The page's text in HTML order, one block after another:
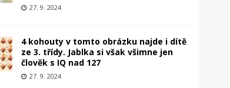
27. 9. 2024
4 kohouty v tomto obrázku najde i dítě
ze 3. třídy. Jablka si však všimne jen
člověk s IQ nad 127
27. 9. 2024